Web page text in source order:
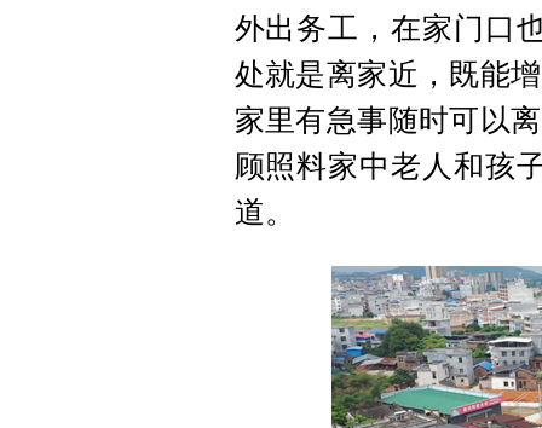
外出务工，在家门口
处就是离家近，既能
家里有急事随时可以
顾照料家中老人和孩
道。